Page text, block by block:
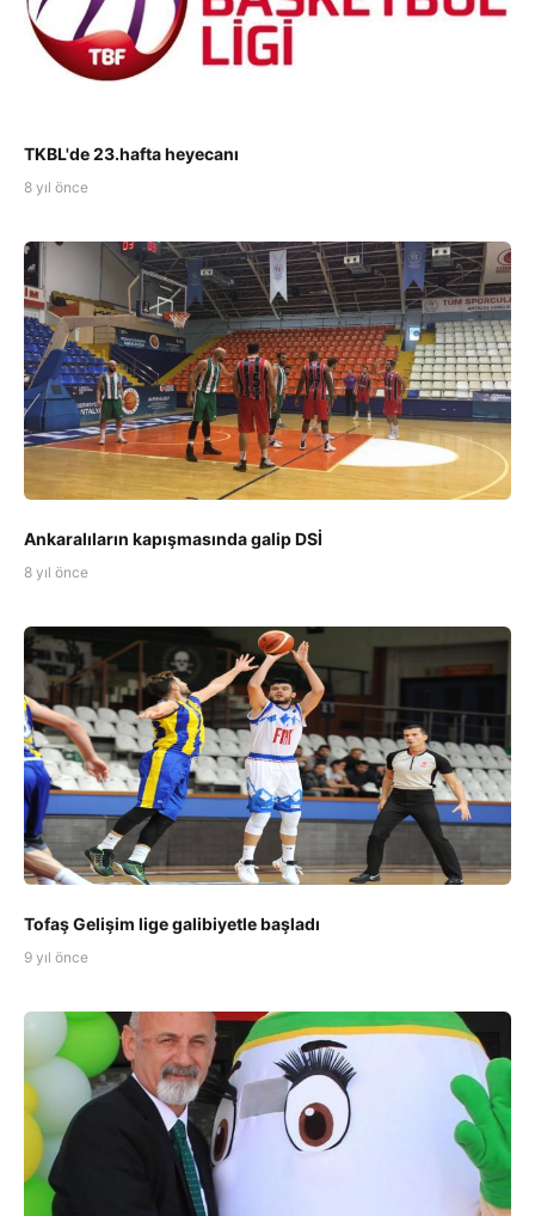
TKBL'de 23.hafta heyecanı
8 yıl önce
Ankaralıların kapışmasında galip DSİ
8 yıl önce
Tofaş Gelişim lige galibiyetle başladı
9 yıl önce